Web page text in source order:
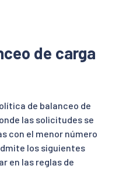
de carga
de balanceo de
las solicitudes se
con el menor número
los siguientes
en las reglas de